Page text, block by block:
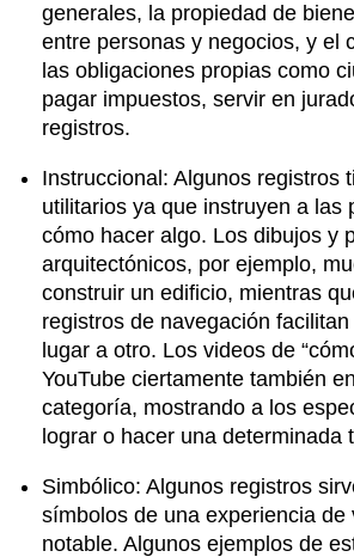
generales, la propiedad de
entre personas y negocios, y el
las obligaciones propias como
pagar impuestos, servir en
registros.
Instruccional: Algunos registros
utilitarios ya que instruyen a las
cómo hacer algo. Los dibujos y
arquitectónicos, por ejemplo,
construir un edificio, mientras
registros de navegación
lugar a otro. Los videos de
YouTube ciertamente también
categoría, mostrando a los
lograr o hacer una determinada
Simbólico: Algunos registros
símbolos de una experiencia de
notable. Algunos ejemplos de